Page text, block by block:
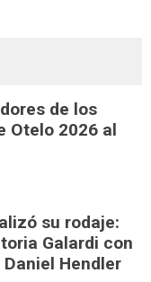
de los
Otelo 2026 al
su rodaje:
Galardi con
Hendler